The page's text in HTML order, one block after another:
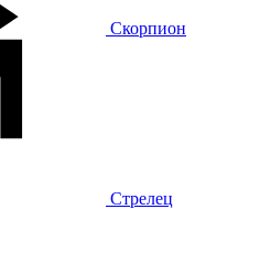
Скорпион
Стрелец